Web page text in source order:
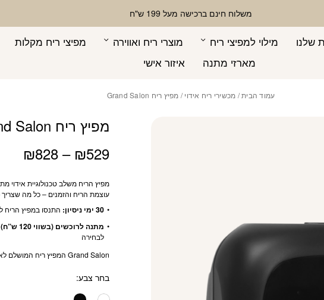
משלוח חינם ברכישה מעל 199 ש"ח
שלנו מילוי למפיצי ריח מוצרי ריח ואווירה מפיצי ריח מקלות
מארזי מתנה
איזור אישי
עמוד הבית/ מכשירי ריח אידוי/ מפיץ ריח Grand Salon
מפיץ ריח Grand Salon
₪529
–
₪828
מפיץ הריח משלב טכנולוגיית אידוי
עוצמת הריח והזמנים – כל מה שצריך
30 ימי ניסיון: התנסו במפיץ הריח למשך 30 ימים
מתנה לרוכשים (בשווי 120 ש”ח) :
לבחירה
Grand Salon המפיץ ריח המושלם לאנשים שאוהבים את הבית שלהם
בחר צבע